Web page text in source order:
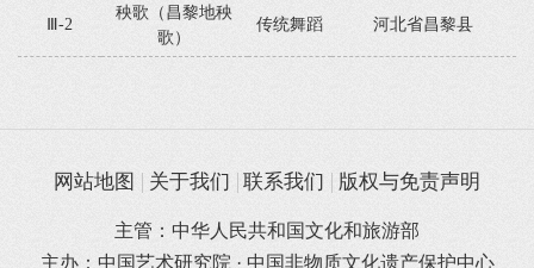
Ⅲ-2
秧歌（昌黎地秧
歌）
传统舞蹈 河北省昌黎县
网站地图 关于我们 联系我们 版权与免责声明
主管：中华人民共和国文化和旅游部
主办：中国艺术研究院 · 中国非物质文化遗产保护中心